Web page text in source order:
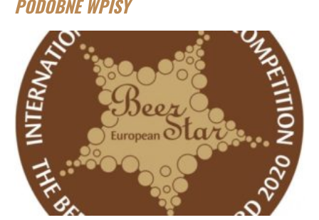
PODOBNE WPISY